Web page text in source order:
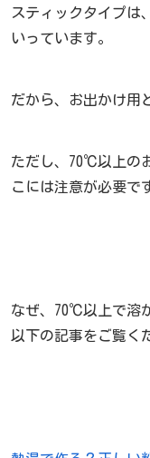
スティックタイプは
いっています。
だから、お出かけ用
ただし、70℃以上の
こには注意が必要で
なぜ、70℃以上で溶
以下の記事をご覧く